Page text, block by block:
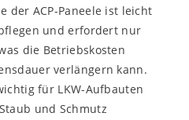
der ACP-Paneele ist leicht
und erfordert nur
die Betriebskosten
verlängern kann.
für LKW-Aufbauten
und Schmutz